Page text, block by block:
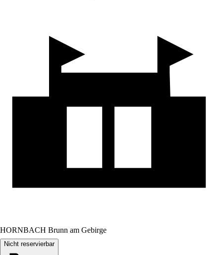
HORNBACH Brunn am Gebirge
Nicht reservierbar